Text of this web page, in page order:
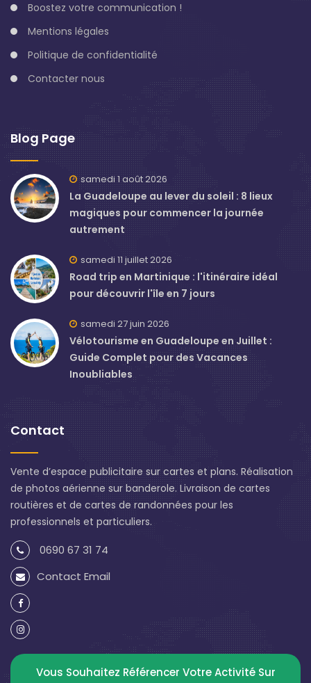
Boostez votre communication !
Mentions légales
Politique de confidentialité
Contacter nous
Blog Page
samedi 1 août 2026
La Guadeloupe au lever du soleil : 8 lieux
magiques pour commencer la journée
autrement
samedi 11 juillet 2026
Road trip en Martinique : l'itinéraire idéal
pour découvrir l'île en 7 jours
samedi 27 juin 2026
Vélotourisme en Guadeloupe en Juillet :
Guide Complet pour des Vacances
Inoubliables
Contact
Vente d’espace publicitaire sur cartes et plans. Réalisation
de photos aérienne sur banderole. Livraison de cartes
routières et de cartes de randonnées pour les
professionnels et particuliers.
0690 67 31 74
Contact Email
Vous Souhaitez Référencer Votre Activité Sur